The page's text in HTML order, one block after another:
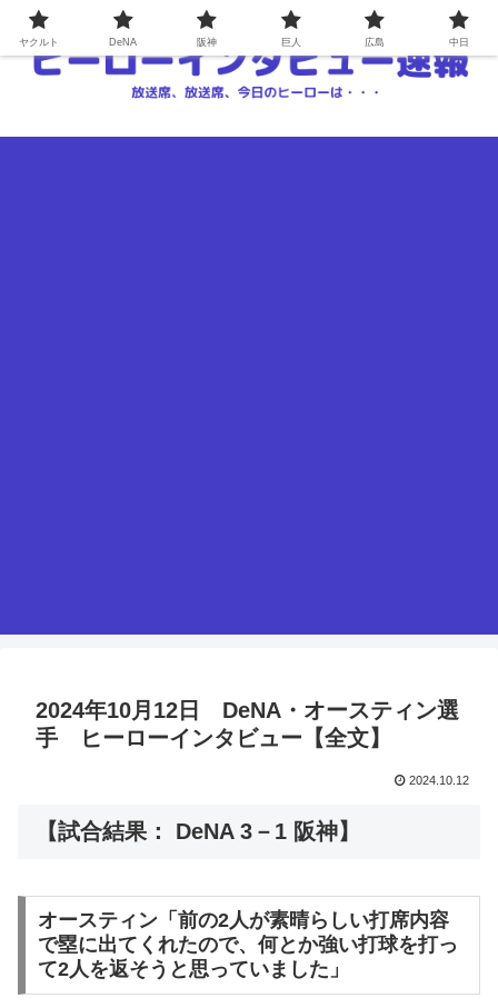
2024年10月12日 DeNA・オースティン選
手 ヒーローインタビュー【全文】
2024.10.12
【試合結果： DeNA 3－1 阪神】
オースティン「前の2人が素晴らしい打席内容
で塁に出てくれたので、何とか強い打球を打っ
て2人を返そうと思っていました」
ヤクルト DeNA 阪神 巨人 広島 中日